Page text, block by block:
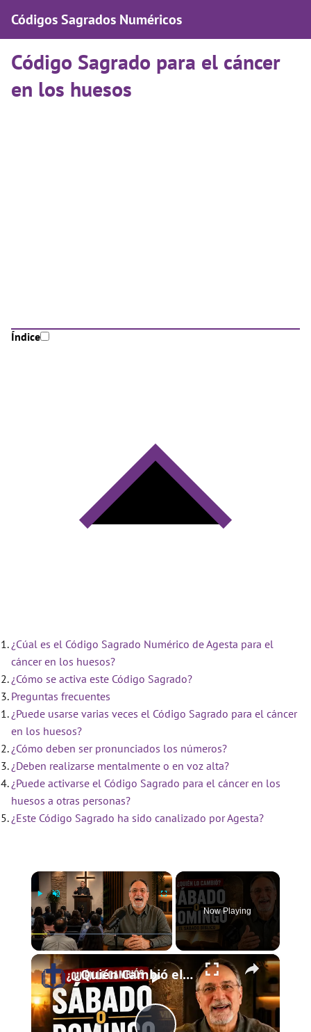
Códigos Sagrados Numéricos
Código Sagrado para el cáncer
en los huesos
Índice
¿Cúal es el Código Sagrado Numérico de Agesta para el
cáncer en los huesos?
¿Cómo se activa este Código Sagrado?
Preguntas frecuentes
¿Puede usarse varias veces el Código Sagrado para el cáncer
en los huesos?
¿Cómo deben ser pronunciados los números?
¿Deben realizarse mentalmente o en voz alta?
¿Puede activarse el Código Sagrado para el cáncer en los
huesos a otras personas?
¿Este Código Sagrado ha sido canalizado por Agesta?
×
Play Unmute
Now Playing
×
¿Quién Cambió el Sábado al Domingo? | El Sábado Bíblico